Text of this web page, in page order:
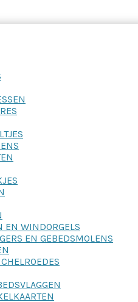
EN WINDORGELS
EN GEBEDSMOLENS